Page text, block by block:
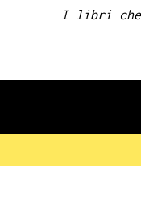
I libri che